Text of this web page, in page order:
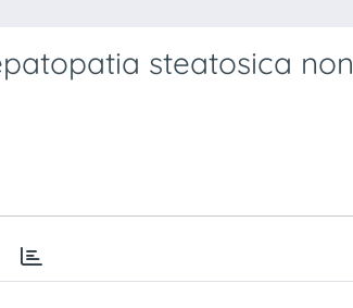
steatosica non